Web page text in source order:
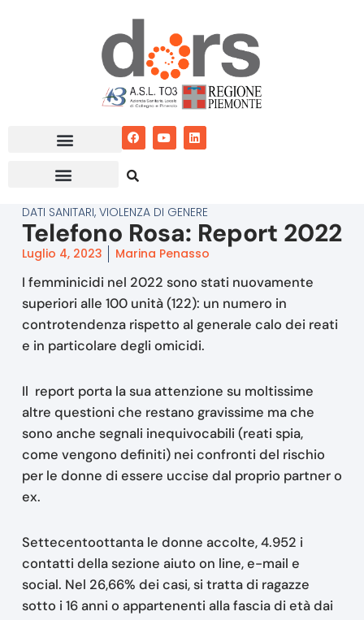
DATI SANITARI, VIOLENZA DI GENERE
Telefono Rosa: Report 2022
Luglio 4, 2023 Marina Penasso
I femminicidi nel 2022 sono stati nuovamente
superiori alle 100 unità (122): un numero in
controtendenza rispetto al generale calo dei reati
e in particolare degli omicidi.
Il report porta la sua attenzione su moltissime
altre questioni che restano gravissime ma che
sono anche segnali inequivocabili (reati spia,
come vengono definiti) nei confronti del rischio
per le donne di essere uccise dal proprio partner o
ex.
Settecentoottanta le donne accolte, 4.952 i
contatti della sezione aiuto on line, e-mail e
social. Nel 26,66% dei casi, si tratta di ragazze
sotto i 16 anni o appartenenti alla fascia di età dai